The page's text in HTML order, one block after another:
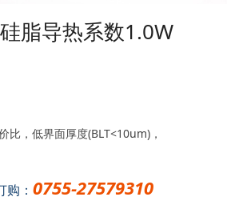
脂导热系数1.0W
比，低界面厚度(BLT<10um)，
购： 0755-27579310